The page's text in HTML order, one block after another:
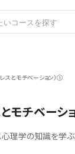
スとモチベーション）①
モチベーシ
理学の知識を学ぶ